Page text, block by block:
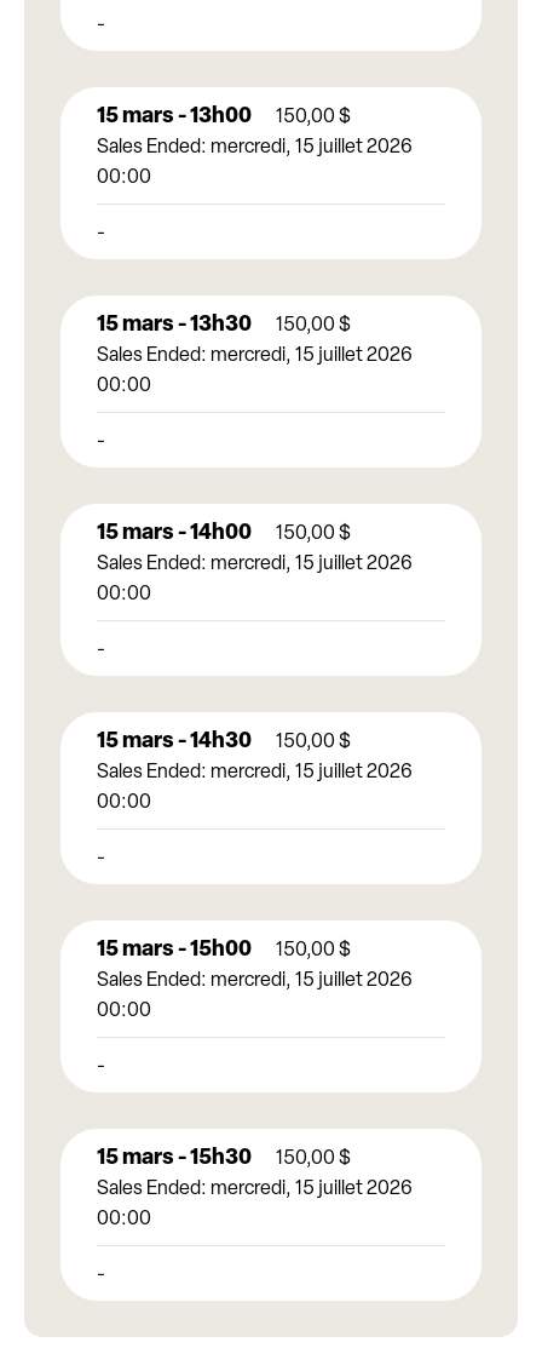
-
15 mars - 13h00 150,00$
Sales Ended: mercredi, 15 juillet 2026
00:00
-
15 mars - 13h30 150,00$
Sales Ended: mercredi, 15 juillet 2026
00:00
-
15 mars - 14h00 150,00$
Sales Ended: mercredi, 15 juillet 2026
00:00
-
15 mars - 14h30 150,00$
Sales Ended: mercredi, 15 juillet 2026
00:00
-
15 mars - 15h00 150,00$
Sales Ended: mercredi, 15 juillet 2026
00:00
-
15 mars - 15h30 150,00$
Sales Ended: mercredi, 15 juillet 2026
00:00
-